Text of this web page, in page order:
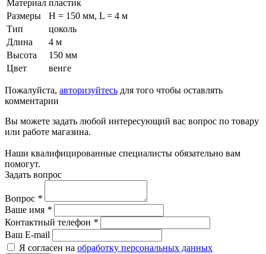
Материал пластик
Размеры
H = 150 мм, L = 4 м
Тип
цоколь
Длина
4 м
Высота
150 мм
Цвет
венге
Пожалуйста, авторизуйтесь для того чтобы оставлять
комментарии
Вы можете задать любой интересующий вас вопрос по товару
или работе магазина.
Наши квалифицированные специалисты обязательно вам
помогут.
Задать вопрос
Вопрос *
Ваше имя *
Контактный телефон *
Ваш E-mail
Я согласен на обработку персональных данных